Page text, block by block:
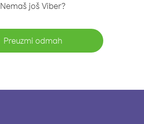
Nemaš još Viber?
Preuzmi odmah